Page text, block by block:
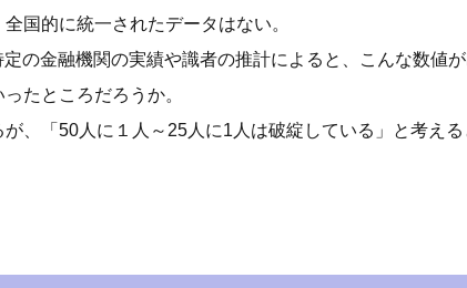
国的に統一されたデータはない。
の金融機関の実績や識者の推計によると、こんな数値が
たところだろうか。
、「50人に１人～25人に1人は破綻している」と考え